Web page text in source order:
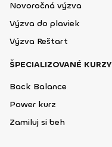
Novoročná výzva
Výzva do plaviek
Výzva Reštart
ŠPECIALIZOVANÉ KURZY
Back Balance
Power kurz
Zamiluj si beh